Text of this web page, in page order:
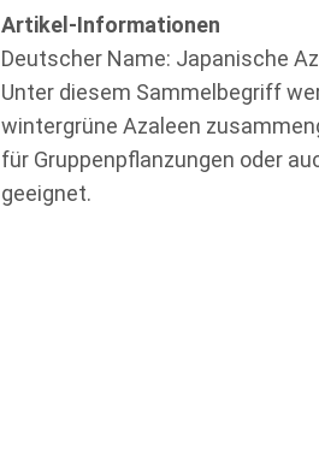
Artikel-Informationen
Deutscher Name: Japanische
Unter diesem Sammelbegriff
wintergrüne Azaleen
für Gruppenpflanzungen oder
geeignet.